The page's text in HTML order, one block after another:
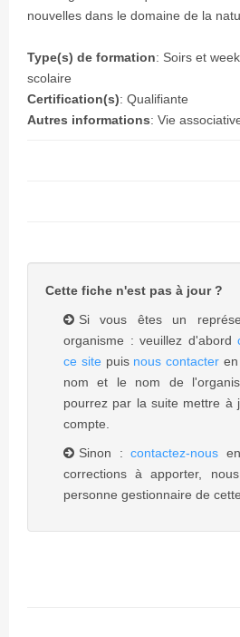
nouvelles dans le domaine de la
Type(s) de formation: Soirs et
scolaire
Certification(s): Qualifiante
Autres informations: Vie
Cette fiche n'est pas à jour ?
Si vous êtes un
organisme : veuillez d'abord
ce sitepuis nous contacter
nom et le nom de
pourrez par la suite mettre à
compte.
Sinon : contactez-nous
corrections à apporter,
personne gestionnaire de